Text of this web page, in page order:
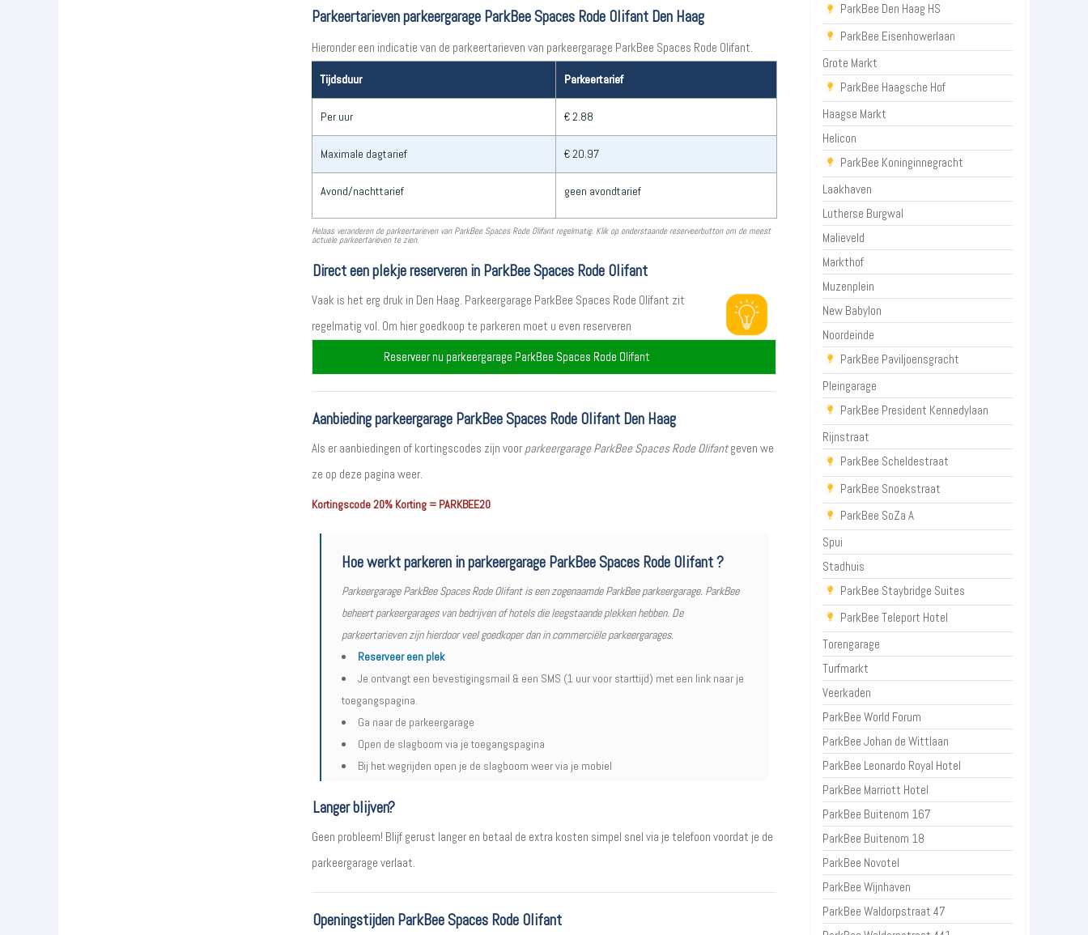
Parkeertarieven parkeergarage ParkBee Spaces Rode Olifant Den Haag
Hieronder een indicatie van de parkeertarieven van parkeergarage ParkBee Spaces Rode Olifant.
Tijdsduur Parkeertarief
Per uur € 2.88
Maximale dagtarief € 20.97
Avond/nachttarief geen avondtarief
Helaas veranderen de parkeertarieven van ParkBee Spaces Rode Olifant regelmatig. Klik op onderstaande reserveerbutton om de meest
actuele parkeertarieven te zien.
Direct een plekje reserveren in ParkBee Spaces Rode Olifant
Vaak is het erg druk in Den Haag. Parkeergarage ParkBee Spaces Rode Olifant zit
regelmatig vol. Om hier goedkoop te parkeren moet u even reserveren
Reserveer nu parkeergarage ParkBee Spaces Rode Olifant
Aanbieding parkeergarage ParkBee Spaces Rode Olifant Den Haag
Als er aanbiedingen of kortingscodes zijn voor parkeergarage ParkBee Spaces Rode Olifantgeven we
ze op deze pagina weer.
Kortingscode 20% Korting = PARKBEE20
Hoe werkt parkeren in parkeergarage ParkBee Spaces Rode Olifant ?
Parkeergarage ParkBee Spaces Rode Olifant is een zogenaamde ParkBee parkeergarage. ParkBee
beheert parkeergarages van bedrijven of hotels die leegstaande plekken hebben. De
parkeertarieven zijn hierdoor veel goedkoper dan in commerciële parkeergarages.
Reserveer een plek
Je ontvangt een bevestigingsmail & een SMS (1 uur voor starttijd) met een link naar je
toegangspagina.
Ga naar de parkeergarage
Open de slagboom via je toegangspagina
Bij het wegrijden open je de slagboom weer via je mobiel
Langer blijven?
Geen probleem! Blijf gerust langer en betaal de extra kosten simpel snel via je telefoon voordat je de
parkeergarage verlaat.
Openingstijden ParkBee Spaces Rode Olifant
ParkBee Den Haag HS
ParkBee Eisenhowerlaan
Grote Markt
ParkBee Haagsche Hof
Haagse Markt
Helicon
ParkBee Koninginnegracht
Laakhaven
Lutherse Burgwal
Malieveld
Markthof
Muzenplein
New Babylon
Noordeinde
ParkBee Paviljoensgracht
Pleingarage
ParkBee President Kennedylaan
Rijnstraat
ParkBee Scheldestraat
ParkBee Snoekstraat
ParkBee SoZa A
Spui
Stadhuis
ParkBee Staybridge Suites
ParkBee Teleport Hotel
Torengarage
Turfmarkt
Veerkaden
ParkBee World Forum
ParkBee Johan de Wittlaan
ParkBee Leonardo Royal Hotel
ParkBee Marriott Hotel
ParkBee Buitenom 167
ParkBee Buitenom 18
ParkBee Novotel
ParkBee Wijnhaven
ParkBee Waldorpstraat 47